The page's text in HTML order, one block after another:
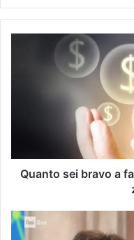
Quanto sei bravo a